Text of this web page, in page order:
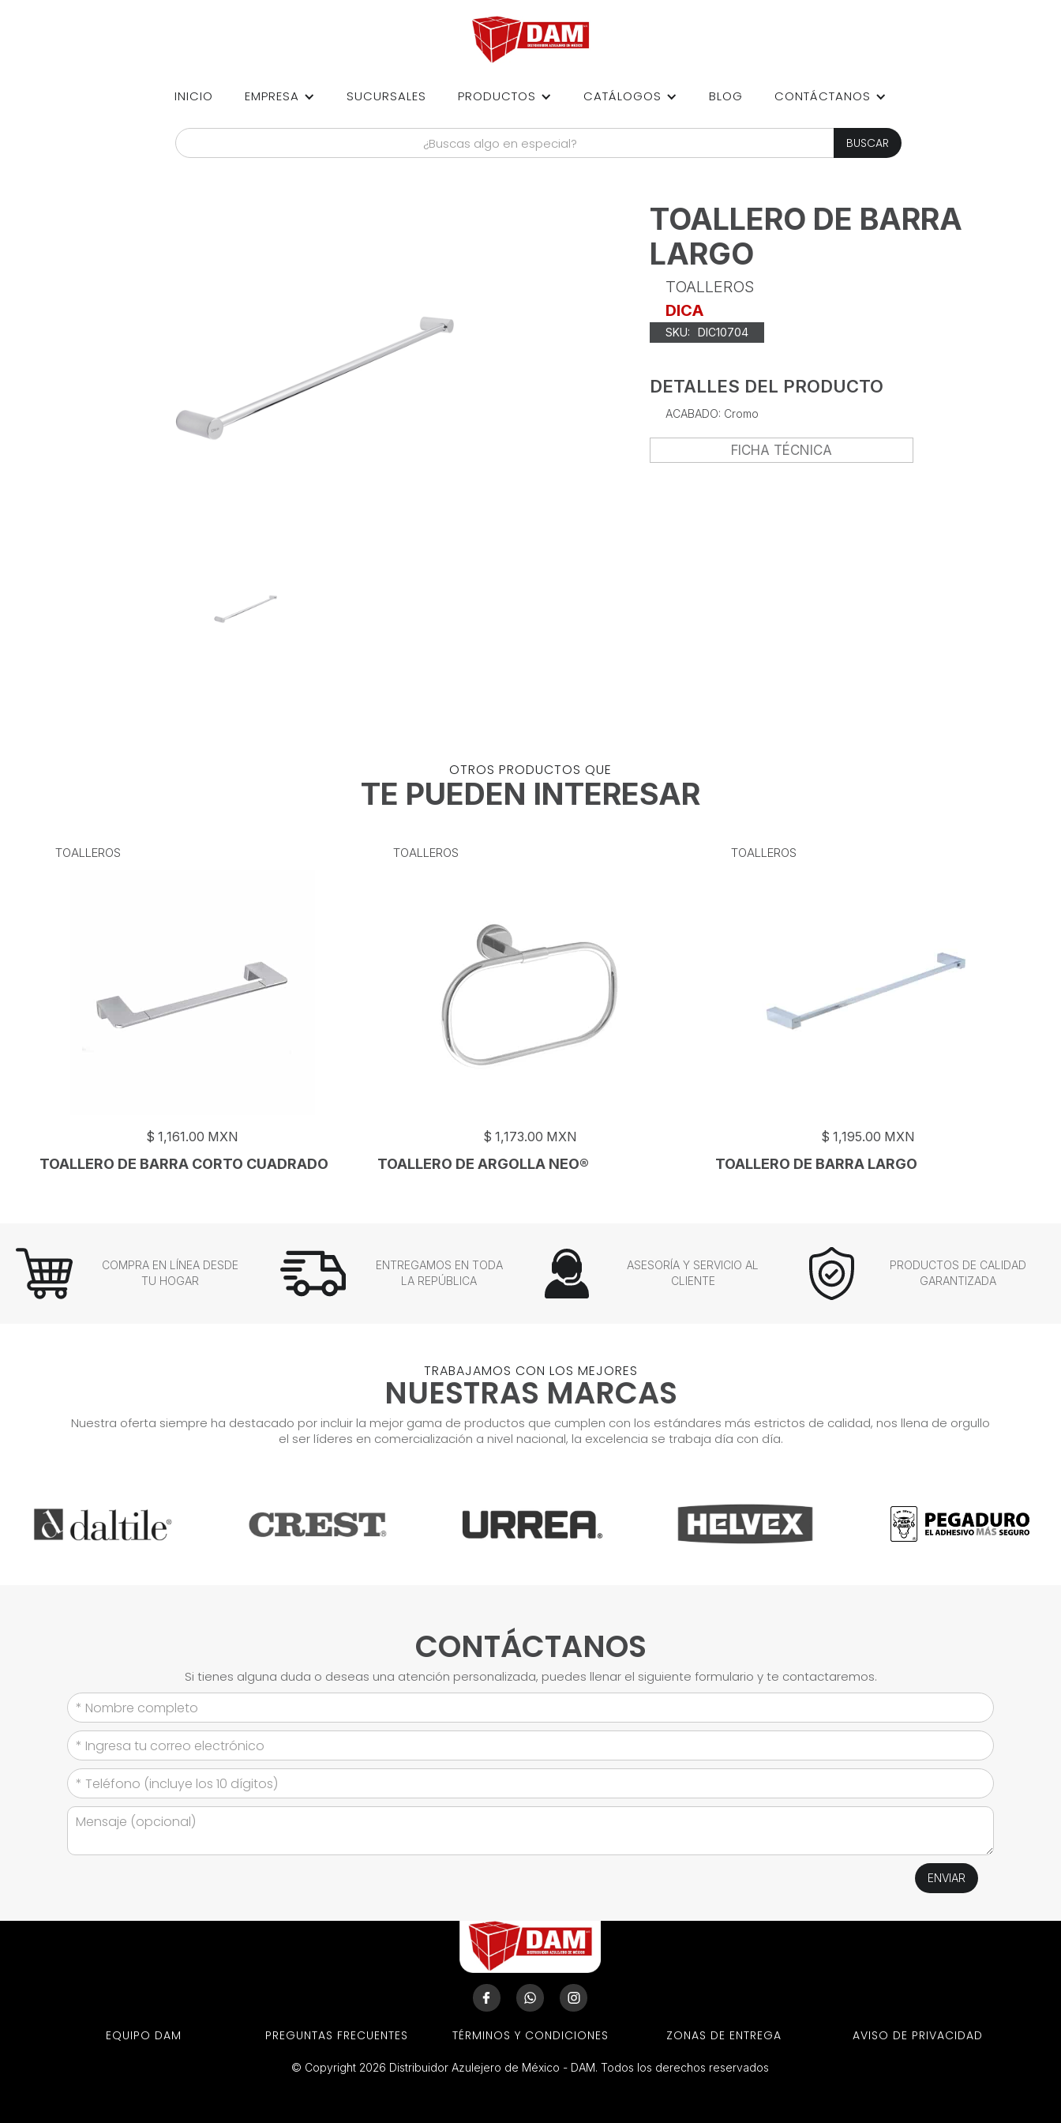
INICIO EMPRESA SUCURSALES PRODUCTOS CATÁLOGOS BLOG CONTÁCTANOS
TOALLERO DE BARRA
LARGO
TOALLEROS
DICA
SKU: DIC10704
DETALLES DEL PRODUCTO
ACABADO: Cromo
FICHA TÉCNICA
OTROS PRODUCTOS QUE
TE PUEDEN INTERESAR
TOALLEROS
$ 1,161.00 MXN
TOALLERO DE BARRA CORTO CUADRADO
TOALLEROS
$ 1,173.00 MXN
TOALLERO DE ARGOLLA NEO®
TOALLEROS
$ 1,195.00 MXN
TOALLERO DE BARRA LARGO
COMPRA EN LÍNEA DESDE
TU HOGAR
ENTREGAMOS EN TODA
LA REPÚBLICA
ASESORÍA Y SERVICIO AL
CLIENTE
PRODUCTOS DE CALIDAD
GARANTIZADA
TRABAJAMOS CON LOS MEJORES
NUESTRAS MARCAS
Nuestra oferta siempre ha destacado por incluir la mejor gama de productos que cumplen con los estándares más estrictos de calidad, nos llena de orgullo
el ser líderes en comercialización a nivel nacional, la excelencia se trabaja día con día.
CONTÁCTANOS
Si tienes alguna duda o deseas una atención personalizada, puedes llenar el siguiente formulario y te contactaremos.
EQUIPO DAM PREGUNTAS FRECUENTES TÉRMINOS Y CONDICIONES ZONAS DE ENTREGA AVISO DE PRIVACIDAD
© Copyright 2026 Distribuidor Azulejero de México - DAM. Todos los derechos reservados